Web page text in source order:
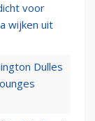
voor
wijken uit
Dulles